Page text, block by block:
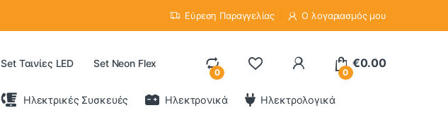
Εύρεση Παραγγελίας Ο λογαριασμός μου
Set Ταινίες LED Set Neon Flex
0 0
€0.00
Ηλεκτρικές Συσκευές Ηλεκτρονικά Ηλεκτρολογικά